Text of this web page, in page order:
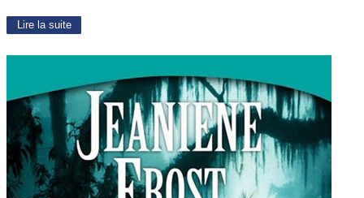
Lire la suite